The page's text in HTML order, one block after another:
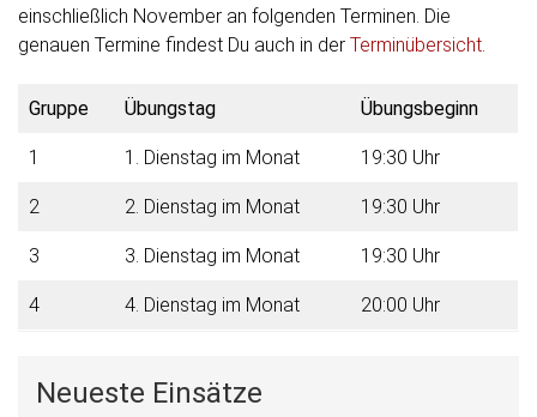
einschließlich November an folgenden Terminen. Die
genauen Termine findest Du auch in der Terminübersicht.
Gruppe Übungstag Übungsbeginn
1 1. Dienstag im Monat 19:30 Uhr
2 2. Dienstag im Monat 19:30 Uhr
3 3. Dienstag im Monat 19:30 Uhr
4 4. Dienstag im Monat 20:00 Uhr
Neueste Einsätze